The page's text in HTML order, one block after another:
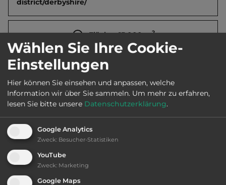
district/derbyshire/
Fläche: 15.000m2
Öffnungszeiten:
Telefon: 0044 1773 852913
Ausstattung
Wählen Sie Ihre Cookie-
Einstellungen
Hier können Sie einsehen und anpassen, welche
Information wir über Sie sammeln. Um mehr zu erfahren,
lesen Sie bitte unsere Datenschutzerklärung.
Google Analytics
Zweck: Besucher-Statistiken
YouTube
Zweck: Marketing
Google Maps